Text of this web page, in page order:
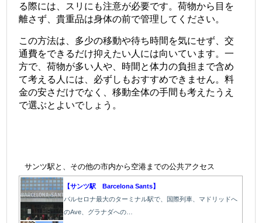
る際には、スリにも注意が必要です。荷物から目を
離さず、貴重品は身体の前で管理してください。
この方法は、多少の移動や待ち時間を気にせず、交
通費をできるだけ抑えたい人には向いています。一
方で、荷物が多い人や、時間と体力の負担まで含め
て考える人には、必ずしもおすすめできません。料
金の安さだけでなく、移動全体の手間も考えたうえ
で選ぶとよいでしょう。
サンツ駅と、その他の市内から空港までの公共アクセス
【サンツ駅 Barcelona Sants】
バルセロナ最大のターミナル駅で、国際列車、マドリッドへ
のAve、グラナダへの…